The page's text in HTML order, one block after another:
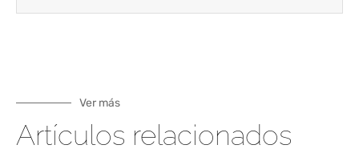
Ver más
Artículos relacionados